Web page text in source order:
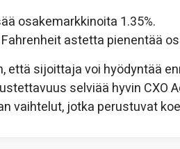
osakemarkkinoita 1.35%.
astetta pienentää
että sijoittaja voi hyödyntää
selviää hyvin CXO
vaihtelut, jotka perustuvat